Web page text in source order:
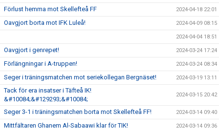
Förlust hemma mot Skellefteå FF 2024-04-18 22:01
Oavgjort borta mot IFK Luleå! 2024-04-09 08:15
2024-04-04 18:51
Oavgjort i genrepet! 2024-03-24 17:24
Förlängningar i A-truppen! 2024-03-24 08:34
Seger i träningsmatchen mot seriekollegan Bergnäset! 2024-03-19 13:11
Tack för era insatser i Täfteå IK!
&#10084;&#129293;&#10084;
2024-03-15 20:42
Seger 3-1 i träningsmatchen borta mot Skellefteå FF! 2024-03-14 09:40
Mittfältaren Ghanem Al-Sabaawi klar för TIK! 2024-03-14 09:36